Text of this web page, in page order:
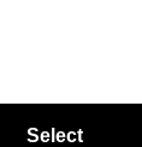
Select